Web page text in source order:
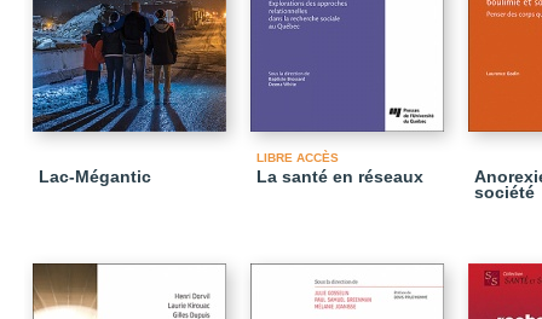
Lac-Mégantic
LIBRE ACCÈS
La santé en réseaux
société